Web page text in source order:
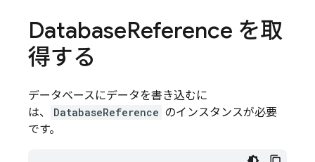
DatabaseReference を取
得する
データベースにデータを書き込むに
は、
DatabaseReference のインスタンスが必要
です。